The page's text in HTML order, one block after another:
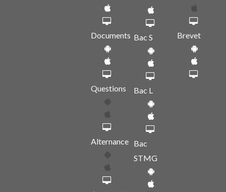
Documents
Questions
Alternance
Bac S
Bac L
Bac
STMG
Brevet